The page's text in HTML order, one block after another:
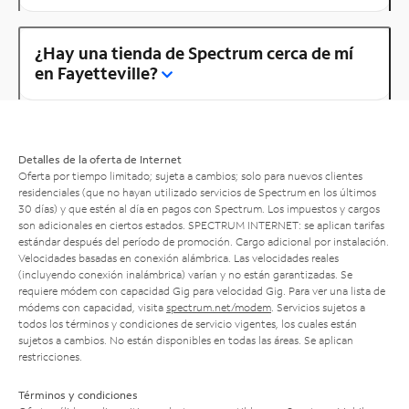
¿Hay una tienda de Spectrum cerca de mí
en Fayetteville?
Detalles de la oferta de Internet
Oferta por tiempo limitado; sujeta a cambios; solo para nuevos clientes
residenciales (que no hayan utilizado servicios de Spectrum en los últimos
30 días) y que estén al día en pagos con Spectrum. Los impuestos y cargos
son adicionales en ciertos estados. SPECTRUM INTERNET: se aplican tarifas
estándar después del período de promoción. Cargo adicional por instalación.
Velocidades basadas en conexión alámbrica. Las velocidades reales
(incluyendo conexión inalámbrica) varían y no están garantizadas. Se
requiere módem con capacidad Gig para velocidad Gig. Para ver una lista de
módems con capacidad, visita spectrum.net/modem . Servicios sujetos a
todos los términos y condiciones de servicio vigentes, los cuales están
sujetos a cambios. No están disponibles en todas las áreas. Se aplican
restricciones.
Términos y condiciones